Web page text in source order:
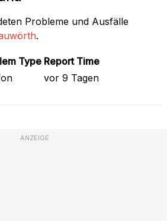
Probleme und Ausfälle
.
Type Report Time
vor 9 Tagen
ANZEIGE